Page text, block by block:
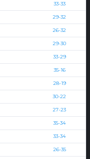
33-33
29-32
26-32
29-30
33-29
35-16
28-19
30-22
27-23
35-34
33-34
26-35